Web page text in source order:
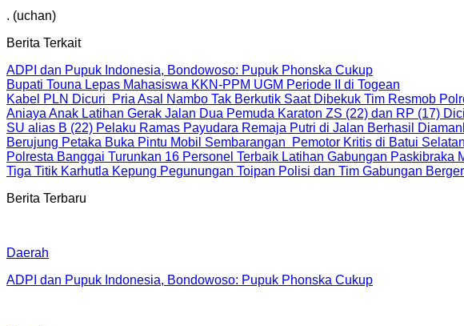
. (uchan)
Berita Terkait
ADPI dan Pupuk Indonesia, Bondowoso: Pupuk Phonska Cukup
Bupati Touna Lepas Mahasiswa KKN-PPM UGM Periode II di Togean
Kabel PLN Dicuri Pria Asal Nambo Tak Berkutik Saat Dibekuk Tim Resmob
Aniaya Anak Latihan Gerak Jalan Dua Pemuda Karaton ZS (22) dan RP (17)
SU alias B (22) Pelaku Ramas Payudara Remaja Putri di Jalan Berhasil
Berujung Petaka Buka Pintu Mobil Sembarangan Pemotor Kritis di Batui
Polresta Banggai Turunkan 16 Personel Terbaik Latihan Gabungan Paskibraka
Tiga Titik Karhutla Kepung Pegunungan Toipan Polisi dan Tim Gabungan
Berita Terbaru
Daerah
ADPI dan Pupuk Indonesia, Bondowoso: Pupuk Phonska Cukup